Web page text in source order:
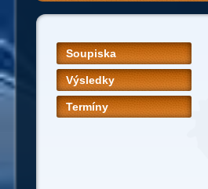
Soupiska
Výsledky
Termíny